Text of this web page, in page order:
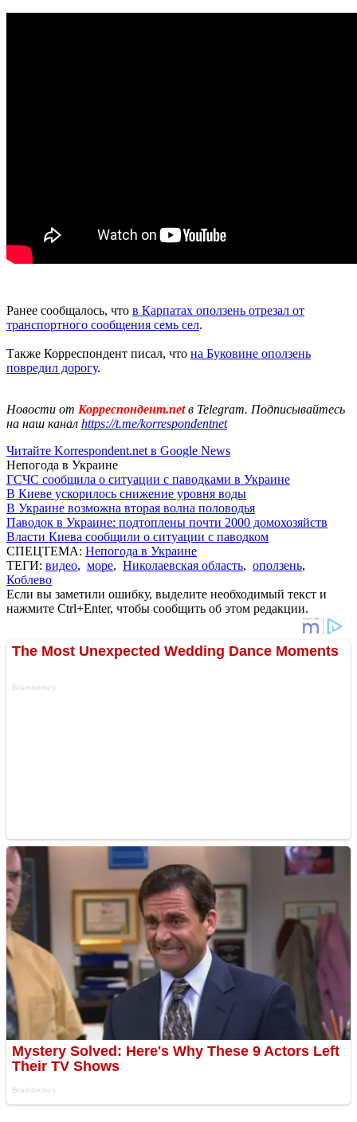
Ранее сообщалось, что в Карпатах оползень отрезал от
транспортного сообщения семь сел.
Также Корреспондент писал, что на Буковине оползень
повредил дорогу.
Новости от Корреспондент.netв Telegram. Подписывайтесь
на наш канал https://t.me/korrespondentnet
Читайте Korrespondent.net в Google News
Непогода в Украине
ГСЧС сообщила о ситуации с паводками в Украине
В Киеве ускорилось снижение уровня воды
В Украине возможна вторая волна половодья
Паводок в Украине: подтоплены почти 2000 домохозяйств
Власти Киева сообщили о ситуации с паводком
СПЕЦТЕМА: Непогода в Украине
ТЕГИ: видео, море, Николаевская область, оползень,
Коблево
Если вы заметили ошибку, выделите необходимый текст и
нажмите Ctrl+Enter, чтобы сообщить об этом редакции.